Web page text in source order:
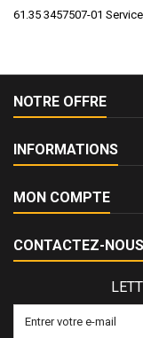
61.35 3457507-01
NOTRE OFFRE
INFORMATIONS
MON COMPTE
CONTACTEZ-NOUS